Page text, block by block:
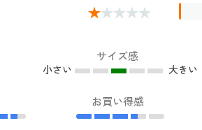
サイズ感
小さい 大きい
お買い得感